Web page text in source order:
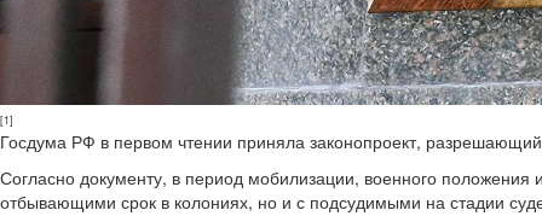
[1]
Госдума РФ в первом чтении приняла законопроект,
Согласно документу, в период мобилизации, военного
отбывающими срок в колониях, но и с подсудимыми на стадии